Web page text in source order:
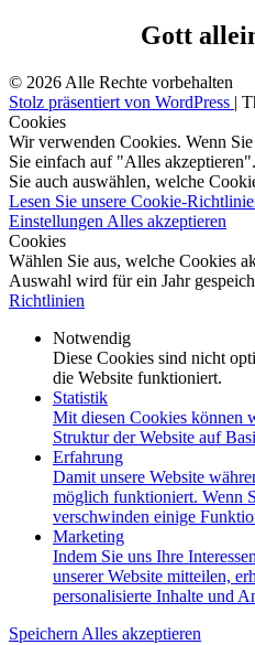
Gott
© 2026 Alle Rechte vorbehalten
Stolz präsentiert von WordPress |
Cookies
Wir verwenden Cookies. Wenn
Sie einfach auf "Alles
Sie auch auswählen, welche
Lesen Sie unsere Cookie-
Einstellungen Alles akzeptieren
Cookies
Wählen Sie aus, welche Cookies
Auswahl wird für ein Jahr
Richtlinien
Notwendig
Diese Cookies sind nicht
die Website funktioniert.
Statistik
Mit diesen Cookies können
Struktur der Website auf
Erfahrung
Damit unsere Website
möglich funktioniert. Wenn
verschwinden einige
Marketing
Indem Sie uns Ihre
unserer Website mitteilen,
personalisierte Inhalte und
Speichern Alles akzeptieren